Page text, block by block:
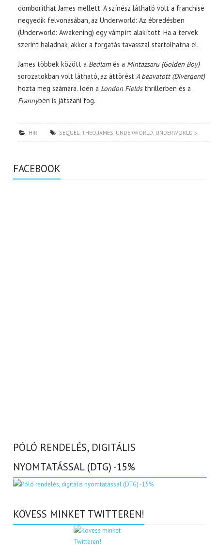
domboríthat James mellett. A színész látható volt a franchise
negyedik felvonásában, az Underworld: Az ébredésben
(Underworld: Awakening) egy vámpírt alakított. Ha a tervek
szerint haladnak, akkor a forgatás tavasszal startolhatna el.
James többek között a Bedlam és a Mintazsaru (Golden Boy)
sorozatokban volt látható, az áttörést A beavatott (Divergent)
hozta meg számára. Idén a London Fieldsthrillerben és a
Frannyben is játszani fog.
HÍR SEQUEL,THEO JAMES, UNDERWORLD, UNDERWORLD 5
FACEBOOK
PÓLÓ RENDELÉS, DIGITÁLIS
NYOMTATÁSSAL (DTG) -15%
KÖVESS MINKET TWITTEREN!